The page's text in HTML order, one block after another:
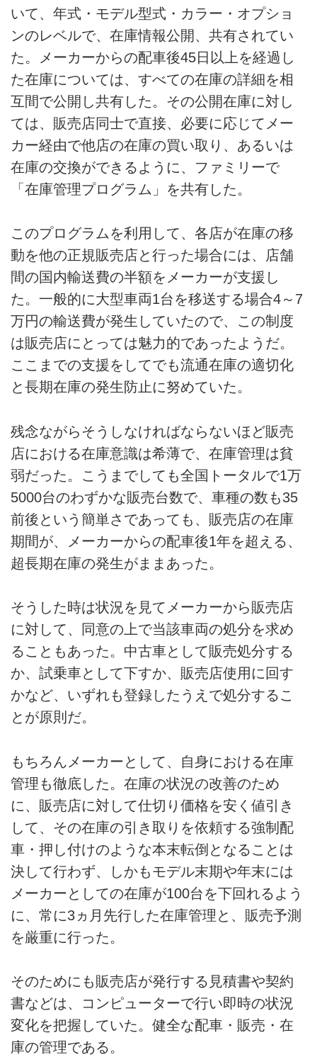
いて、年式・モデル型式・カラー・オプショ
ンのレベルで、在庫情報公開、共有されてい
た。メーカーからの配車後45日以上を経過し
た在庫については、すべての在庫の詳細を相
互間で公開し共有した。その公開在庫に対し
ては、販売店同士で直接、必要に応じてメー
カー経由で他店の在庫の買い取り、あるいは
在庫の交換ができるように、ファミリーで
「在庫管理プログラム」を共有した。
このプログラムを利用して、各店が在庫の移
動を他の正規販売店と行った場合には、店舗
間の国内輸送費の半額をメーカーが支援し
た。一般的に大型車両1台を移送する場合4～7
万円の輸送費が発生していたので、この制度
は販売店にとっては魅力的であったようだ。
ここまでの支援をしてでも流通在庫の適切化
と長期在庫の発生防止に努めていた。
残念ながらそうしなければならないほど販売
店における在庫意識は希薄で、在庫管理は貧
弱だった。こうまでしても全国トータルで1万
5000台のわずかな販売台数で、車種の数も35
前後という簡単さであっても、販売店の在庫
期間が、メーカーからの配車後1年を超える、
超長期在庫の発生がままあった。
そうした時は状況を見てメーカーから販売店
に対して、同意の上で当該車両の処分を求め
ることもあった。中古車として販売処分する
か、試乗車として下すか、販売店使用に回す
かなど、いずれも登録したうえで処分するこ
とが原則だ。
もちろんメーカーとして、自身における在庫
管理も徹底した。在庫の状況の改善のため
に、販売店に対して仕切り価格を安く値引き
して、その在庫の引き取りを依頼する強制配
車・押し付けのような本末転倒となることは
決して行わず、しかもモデル末期や年末には
メーカーとしての在庫が100台を下回れるよう
に、常に3ヵ月先行した在庫管理と、販売予測
を厳重に行った。
そのためにも販売店が発行する見積書や契約
書などは、コンピューターで行い即時の状況
変化を把握していた。健全な配車・販売・在
庫の管理である。